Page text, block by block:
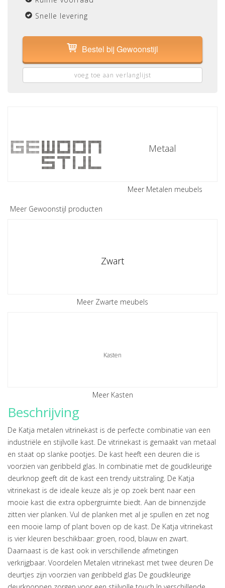
Snelle levering
Bestel bij Gewoonstijl
voeg toe aan verlanglijst
Meer Gewoonstijl producten
Metaal
Meer Metalen meubels
Zwart
Meer Zwarte meubels
Kasten
Meer Kasten
Beschrijving
De Katja metalen vitrinekast is de perfecte combinatie van een
industriële en stijlvolle kast. De vitrinekast is gemaakt van metaal
en staat op slanke pootjes. De kast heeft een deuren die is
voorzien van geribbeld glas. In combinatie met de goudkleurige
deurknop geeft dit de kast een trendy uitstraling. De Katja
vitrinekast is de ideale keuze als je op zoek bent naar een
mooie kast die extra opbergruimte biedt. Aan de binnenzijde
zitten vier planken. Vul de planken met al je spullen en zet nog
een mooie lamp of plant boven op de kast. De Katja vitrinekast
is vier kleuren beschikbaar: groen, rood, blauw en zwart.
Daarnaast is de kast ook in verschillende afmetingen
verkrijgbaar. Voordelen Metalen vitrinekast met twee deuren De
deurtjes zijn voorzien van geribbeld glas De goudkleurige